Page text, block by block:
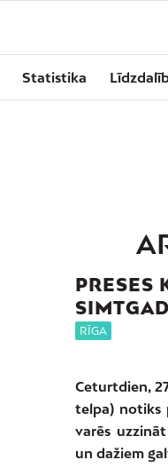
Statistika
PRESES
RĪGA
Ceturtdien,
telpa) notiks
varēs
un dažiem